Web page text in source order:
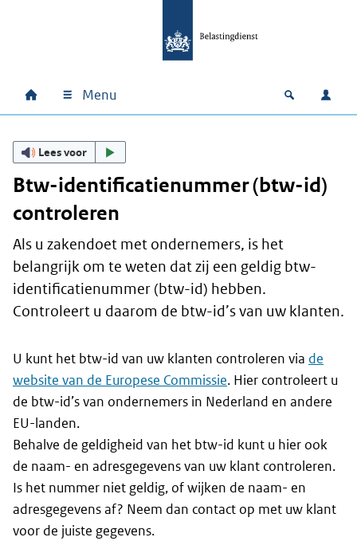
Hoofdnavigatie
Home Menu Open
Lees voor
Btw-identificatienummer (btw-id)
controleren
Als u zakendoet met ondernemers, is het
belangrijk om te weten dat zij een geldig btw-
identificatienummer (btw-id) hebben.
Controleert u daarom de btw-id’s van uw klanten.
U kunt het btw-id van uw klanten controleren via de
website van de Europese Commissie. Hier controleert u
de btw-id’s van ondernemers in Nederland en andere
EU-landen.
Behalve de geldigheid van het btw-id kunt u hier ook
de naam- en adresgegevens van uw klant controleren.
Is het nummer niet geldig, of wijken de naam- en
adresgegevens af? Neem dan contact op met uw klant
voor de juiste gegevens.